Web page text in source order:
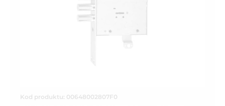
Kod produktu: 00648002807F0